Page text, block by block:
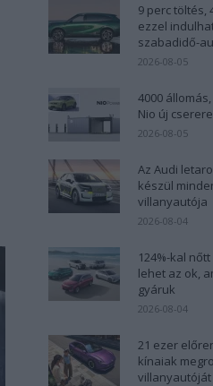
9 perc töltés,
ezzel
szabadidő-
2026-08-05
4000
Nio új
2026-08-05
Az Audi
készül
villanyautója
2026-08-04
124%-kal
lehet az ok,
gyáruk
2026-08-04
21 ezer
kínaiak
villanyautóját